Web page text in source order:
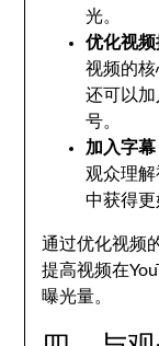
光。
优化视
视频的
还可以
号。
加入字幕
观众理
中获得更
通过优化视频
提高视频在
曝光量。